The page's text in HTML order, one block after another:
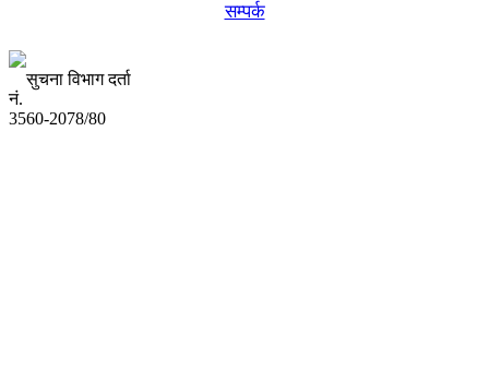
सम्पर्क
सुचना विभाग दर्ता
नं.
3560-2078/80